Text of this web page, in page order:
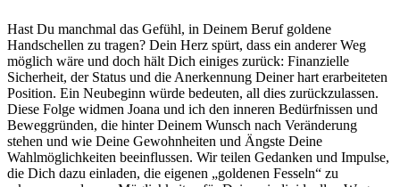
Hast Du manchmal das Gefühl, in Deinem Beruf goldene
Handschellen zu tragen? Dein Herz spürt, dass ein anderer Weg
möglich wäre und doch hält Dich einiges zurück: Finanzielle
Sicherheit, der Status und die Anerkennung Deiner hart erarbeiteten
Position. Ein Neubeginn würde bedeuten, all dies zurückzulassen.
Diese Folge widmen Joana und ich den inneren Bedürfnissen und
Beweggründen, die hinter Deinem Wunsch nach Veränderung
stehen und wie Deine Gewohnheiten und Ängste Deine
Wahlmöglichkeiten beeinflussen. Wir teilen Gedanken und Impulse,
die Dich dazu einladen, die eigenen „goldenen Fesseln“ zu